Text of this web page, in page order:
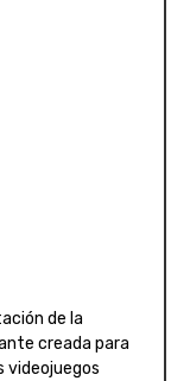
de la
creada para
videojuegos